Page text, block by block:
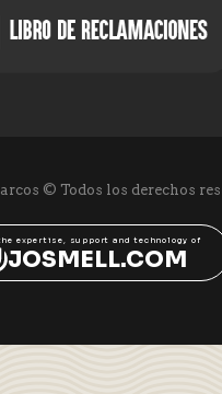
© Todos los derechos
expertise, support and technology of
JOSMELL.COM